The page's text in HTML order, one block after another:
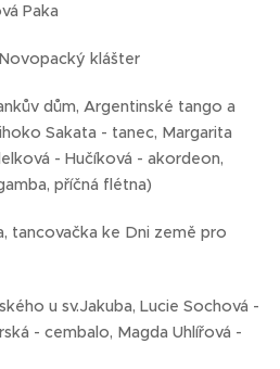
Paka
klášter
dům, Argentinské tango a
Sakata - tanec, Margarita
- Hučíková - akordeon,
příčná flétna)
tancovačka ke Dni země pro
u sv.Jakuba, Lucie Sochová -
- cembalo, Magda Uhlířová -